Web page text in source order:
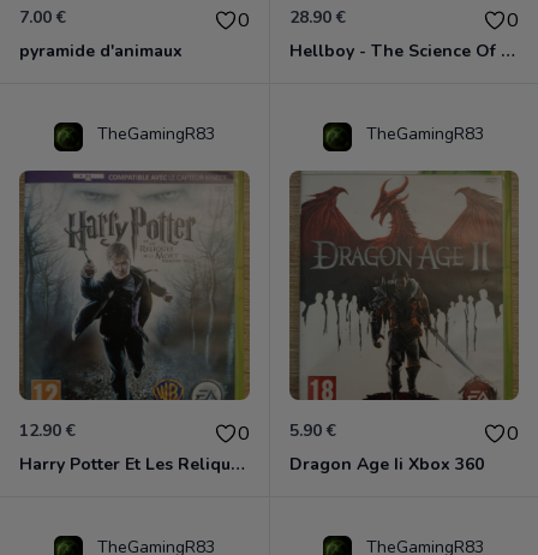
7.00 € 0
pyramide d'animaux
28.90 € 0
Hellboy - The Science Of Evil Xbox 360
TheGamingR83
12.90 € 0
Harry Potter Et Les Reliques De La Mort - 1ère Partie Xbox 360
TheGamingR83
5.90 € 0
Dragon Age Ii Xbox 360
TheGamingR83 TheGamingR83